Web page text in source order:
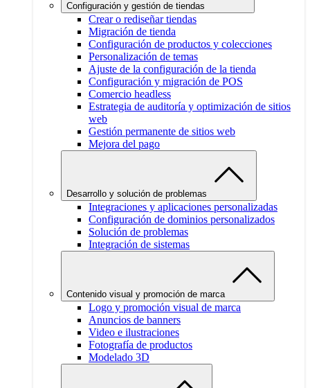
Configuración y gestión de tiendas
Crear o rediseñar tiendas
Migración de tienda
Configuración de productos y colecciones
Personalización de temas
Ajuste de la configuración de la tienda
Configuración y migración de POS
Comercio headless
Estrategia de auditoría y optimización de sitios
web
Gestión permanente de sitios web
Mejora del pago
Desarrollo y solución de problemas
Integraciones y aplicaciones personalizadas
Configuración de dominios personalizados
Solución de problemas
Integración de sistemas
Contenido visual y promoción de marca
Logo y promoción visual de marca
Anuncios de banners
Video e ilustraciones
Fotografía de productos
Modelado 3D